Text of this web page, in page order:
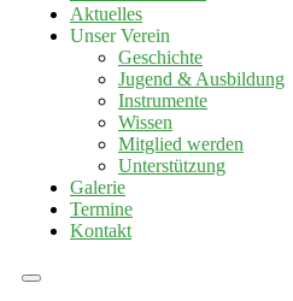
Aktuelles
Unser Verein
Geschichte
Jugend & Ausbildung
Instrumente
Wissen
Mitglied werden
Unterstützung
Galerie
Termine
Kontakt